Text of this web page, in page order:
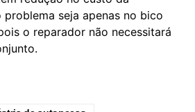
problema seja apenas no bico
o reparador não necessitará